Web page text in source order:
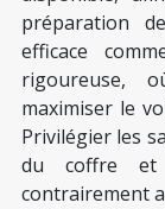
préparation
efficace
rigoureuse,
maximiser le
Privilégier les
du coffre et
contrairement